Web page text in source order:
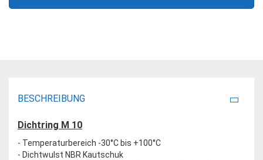
BESCHREIBUNG
Dichtring M 10
- Temperaturbereich -30°C bis +100°C
- Dichtwulst NBR Kautschuk